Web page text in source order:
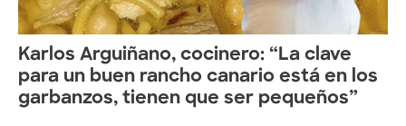
Karlos Arguiñano, cocinero: “La clave
para un buen rancho canario está en los
garbanzos, tienen que ser pequeños”